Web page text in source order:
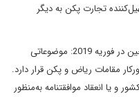
تجارت پکن به دیگر
3-سفر محمد بن سلمان، ولیعهد سعودی به چین در فوریه 2019: موضوعاتی
مقامات ریاض و پکن قرار دارد.
و یا انعقاد موافقتنامه به‌منظور